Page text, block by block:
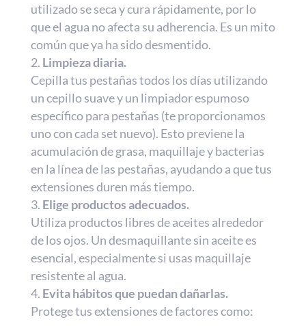
utilizado se seca y cura rápidamente, por lo
que el agua no afecta su adherencia. Es un mito
común que ya ha sido desmentido.
Limpieza diaria.
Cepilla tus pestañas todos los días utilizando
un cepillo suave y un limpiador espumoso
específico para pestañas (te proporcionamos
uno con cada set nuevo). Esto previene la
acumulación de grasa, maquillaje y bacterias
en la línea de las pestañas, ayudando a que tus
extensiones duren más tiempo.
Elige productos adecuados.
Utiliza productos libres de aceites alrededor
de los ojos. Un desmaquillante sin aceite es
esencial, especialmente si usas maquillaje
resistente al agua.
Evita hábitos que puedan dañarlas.
Protege tus extensiones de factores como: